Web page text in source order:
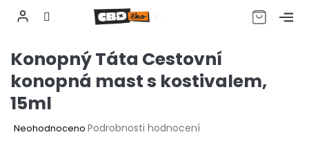
obsah
CZK
Konopný Táta Cestovní
konopná mast s kostivalem,
15ml
Průměrné
Neohodnoceno Podrobnosti hodnocení